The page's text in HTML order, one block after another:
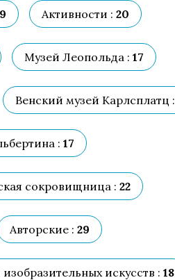
Активности : 20
Музей Леопольда : 17
Венский музей Карлсплатц :
: 17
сокровищница : 22
Авторские : 29
искусств : 18